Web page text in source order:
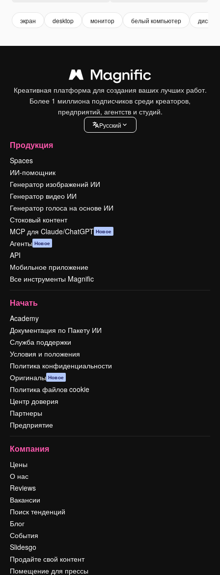
экран desktop монитор белый компьютер
Креативная платформа для создания ваших лучших работ.
Более 1 миллиона подписчиков среди креаторов,
предприятий, агентств и студий.
Pусский
Продукция
Spaces
ИИ-помощник
Генератор изображений ИИ
Генератор видео ИИ
Генератор голоса на основе ИИ
Стоковый контент
MCP для Claude/ChatGPT Новое
Агенты Новое
API
Мобильное приложение
Все инструменты Magnific
Начать
Academy
Документация по Пакету ИИ
Служба поддержки
Условия и положения
Политика конфиденциальности
Оригиналы Новое
Политика файлов cookie
Центр доверия
Партнеры
Предприятие
Компания
Цены
О нас
Reviews
Вакансии
Поиск тенденций
Блог
События
Slidesgo
Продайте свой контент
Помещение для прессы